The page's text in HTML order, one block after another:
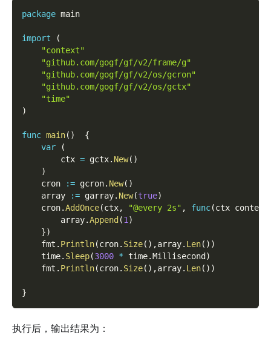
package main
import
(
"context"
"github.com/gogf/gf/v2/frame/g"
"github.com/gogf/gf/v2/os/gcron"
"github.com/gogf/gf/v2/os/gctx"
"time"
)
func main( )
{
var
(
        ctx
= gctx. New( )
)
    cron
:= gcron. New( )
    array
:= garray. New(true)
    cron
.AddOnce(ctx, "@every 2s" , func(ctx context
        array
.Append (1)
})
    fmt
. Println(cron. Size( ) ,array. Len( ) )
    time
. Sleep(3000 * time.Millisecond )
    fmt
. Println(cron. Size( ) ,array. Len( ) )
}
执行后，输出结果为：